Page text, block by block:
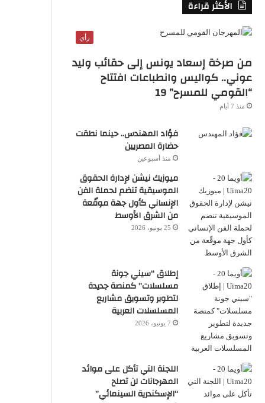
الأكثر قراءة
رأي
من صرخة إسعاد يونس إلى حقائب وليد
عوني.. كواليس وانطباعات افتتاح
“القومي للمسرح” 19
منذ 7 أيام
فؤاد المهندس.. حينما نطقت
حضارة المصريين
منذ أسبوعين
ميوزيك نيشن لإدارة الحقوق
الموسيقية تنضم لحملة الفن
الإنساني كأول جهة موقّعة
من الشرق الأوسط
25 يونيو، 2026
إطلاق “سيني جونة
مسلسلات” كمنصة جديدة
لتطوير وتسويق مشاريع
المسلسلات العربية
7 يونيو، 2026
اللجنة التي تأكل على موائد
المهرجانات لن تصلح
“الإسكندرية السينمائي”